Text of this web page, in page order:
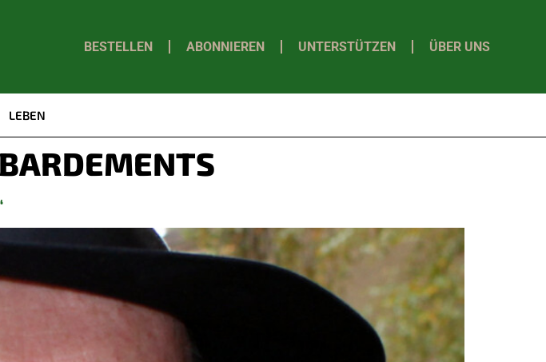
BESTELLEN ABONNIEREN UNTERSTÜTZEN ÜBER UNS
LEBEN